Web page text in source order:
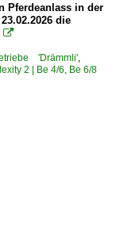
Pferdeanlass in der
die

'Drämmli'
2 | Be 4/6, Be 6/8